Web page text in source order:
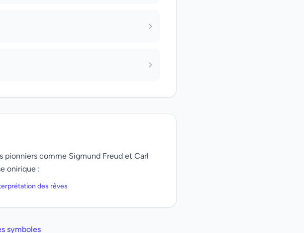
pionniers comme Sigmund Freud et Carl
onirique :
des rêves
symboles